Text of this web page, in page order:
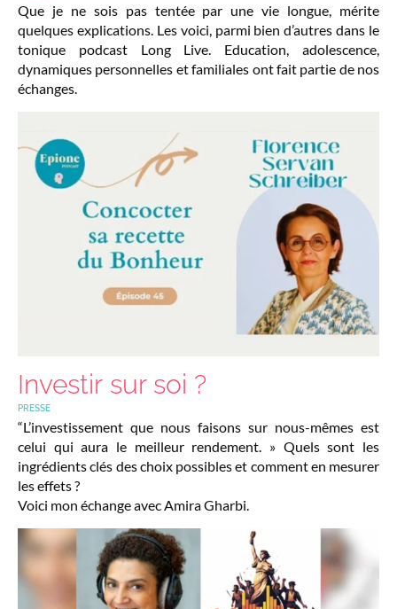
Que je ne sois pas tentée par une vie longue, mérite
quelques explications. Les voici, parmi bien d’autres dans le
tonique podcast Long Live. Education, adolescence,
dynamiques personnelles et familiales ont fait partie de nos
échanges.
Investir sur soi ?
PRESSE
“L’investissement que nous faisons sur nous-mêmes est
celui qui aura le meilleur rendement. » Quels sont les
ingrédients clés des choix possibles et comment en mesurer
les effets ?
Voici mon échange avec Amira Gharbi.